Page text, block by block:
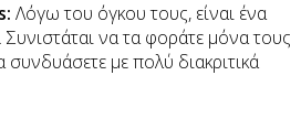
Λόγω του όγκου τους, είναι ένα
να τα φοράτε μόνα τους
με πολύ διακριτικά